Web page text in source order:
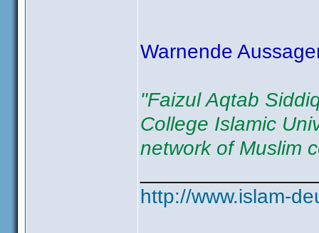
Warnende
"Faizul Aqtab
College Islamic
network of Muslim
http://www.islam-